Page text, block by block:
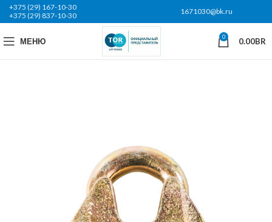
+375 (29) 167-10-30
+375 (29) 837-10-30
1671030@bk.ru
МЕНЮ 0 0.00BR